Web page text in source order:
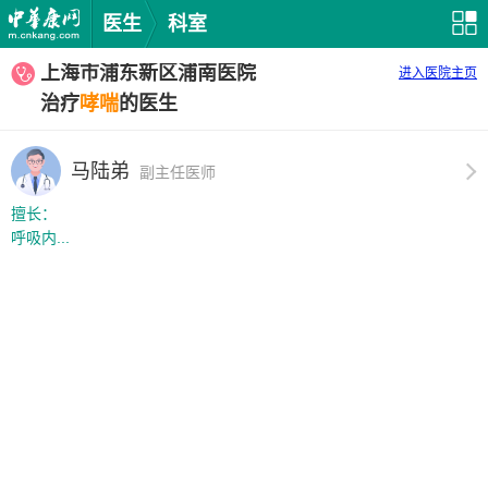
医生 科室
上海市浦东新区浦南医院 进入医院主页
治疗哮喘的医生
马陆弟 副主任医师
擅长：
呼吸内...